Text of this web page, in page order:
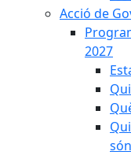
Acció de
2027